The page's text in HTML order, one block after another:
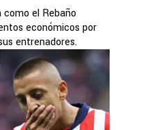
el Rebaño
económicos por
entrenadores.